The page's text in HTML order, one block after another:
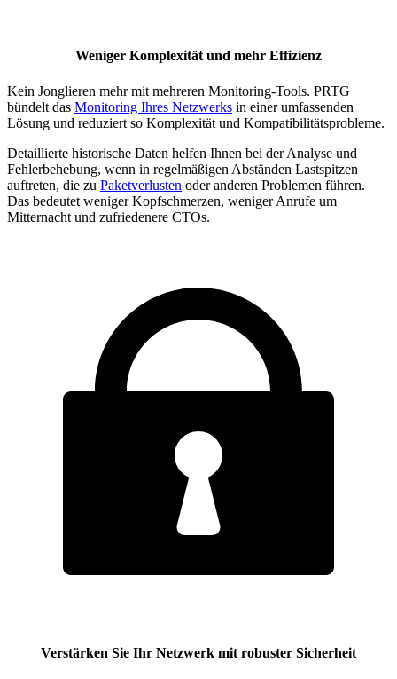
Weniger Komplexität und mehr Effizienz
Kein Jonglieren mehr mit mehreren Monitoring-Tools. PRTG
bündelt das Monitoring Ihres Netzwerks in einer umfassenden
Lösung und reduziert so Komplexität und Kompatibilitätsprobleme.
Detaillierte historische Daten helfen Ihnen bei der Analyse und
Fehlerbehebung, wenn in regelmäßigen Abständen Lastspitzen
auftreten, die zu Paketverlusten oder anderen Problemen führen.
Das bedeutet weniger Kopfschmerzen, weniger Anrufe um
Mitternacht und zufriedenere CTOs.
Verstärken Sie Ihr Netzwerk mit robuster Sicherheit